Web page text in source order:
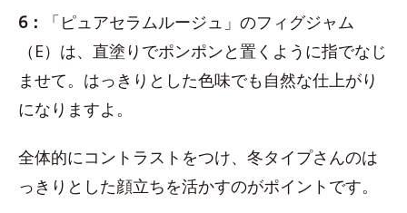
6：
「ピュアセラムルージュ」のフィグジャム
（E）は、直塗りでポンポンと置くように指でなじ
ませて。はっきりとした色味でも自然な仕上がり
になりますよ。
全体的にコントラストをつけ、冬タイプさんのは
っきりとした顔立ちを活かすのがポイントです。